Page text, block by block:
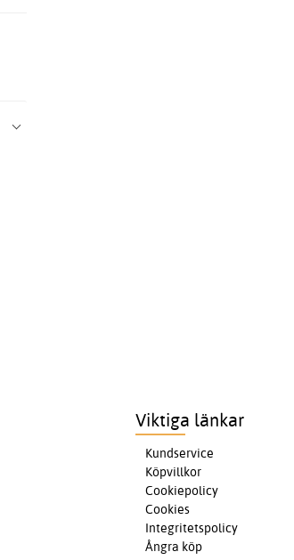
Viktiga länkar
Kundservice
Köpvillkor
Cookiepolicy
Cookies
Integritetspolicy
Ångra köp